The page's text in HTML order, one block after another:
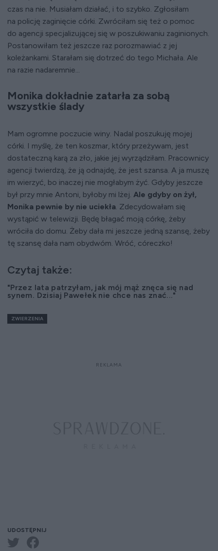
czas na nie. Musiałam działać, i to szybko. Zgłosiłam
na policję zaginięcie córki. Zwróciłam się też o pomoc
do agencji specjalizującej się w poszukiwaniu zaginionych.
Postanowiłam też jeszcze raz porozmawiać z jej
koleżankami. Starałam się dotrzeć do tego Michała. Ale
na razie nadaremnie...
Monika dokładnie zatarła za sobą
wszystkie ślady
Mam ogromne poczucie winy. Nadal poszukuję mojej
córki. I myślę, że ten koszmar, który przeżywam, jest
dostateczną karą za zło, jakie jej wyrządziłam. Pracownicy
agencji twierdzą, że ją odnajdę, że jest szansa. A ja muszę
im wierzyć, bo inaczej nie mogłabym żyć. Gdyby jeszcze
był przy mnie Antoni, byłoby mi lżej. Ale gdyby on żył,
Monika pewnie by nie uciekła. Zdecydowałam się
wystąpić w telewizji. Będę błagać moją córkę, żeby
wróciła do domu. Żeby dała mi jeszcze jedną szansę, żeby
tę szansę dała nam obydwóm. Wróć, córeczko!
Czytaj także:
"Przez lata patrzyłam, jak mój mąż znęca się nad
synem. Dzisiaj Pawełek nie chce nas znać..."
ZWIERZENIA
UDOSTĘPNIJ